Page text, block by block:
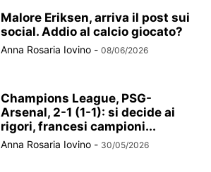
Malore Eriksen, arriva il post sui
social. Addio al calcio giocato?
Anna Rosaria Iovino - 08/06/2026
Champions League, PSG-
Arsenal, 2-1 (1-1): si decide ai
rigori, francesi campioni...
Anna Rosaria Iovino - 30/05/2026